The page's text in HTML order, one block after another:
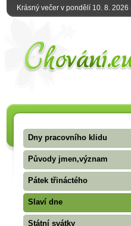
Krásný večer v pondělí 10. 8. 2026
Dny pracovního klidu
Původy jmen,význam
Pátek třináctého
Slaví dne
Státní svátky